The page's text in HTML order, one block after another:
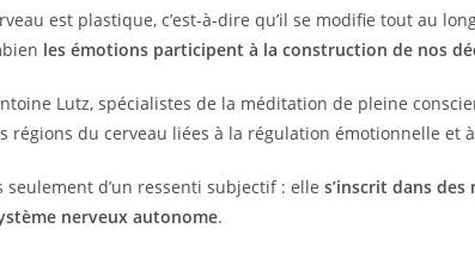
est plastique, c’est-à-dire qu’il se modifie tout au
les émotions participent à la construction de nos
Lutz, spécialistes de la méditation de pleine
du cerveau liées à la régulation émotionnelle et
seulement d’un ressenti subjectif : elle s’inscrit dans
nerveux autonome.